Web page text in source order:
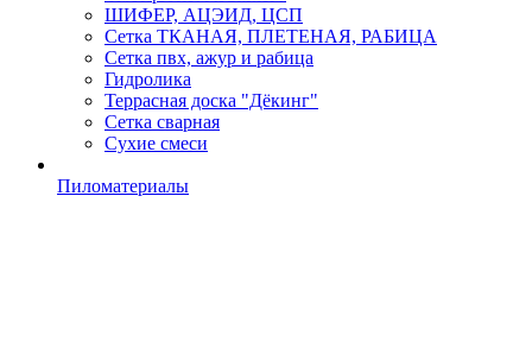
ШИФЕР, АЦЭИД, ЦСП
Сетка ТКАНАЯ, ПЛЕТЕНАЯ, РАБИЦА
Сетка пвх, ажур и рабица
Гидролика
Террасная доска "Дёкинг"
Сетка сварная
Сухие смеси
Пиломатериалы